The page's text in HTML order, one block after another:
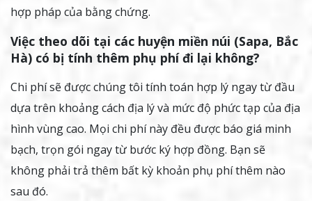
hợp pháp của bằng chứng.
Việc theo dõi tại các huyện miền núi (Sapa, Bắc
Hà) có bị tính thêm phụ phí đi lại không?
Chi phí sẽ được chúng tôi tính toán hợp lý ngay từ đầu
dựa trên khoảng cách địa lý và mức độ phức tạp của địa
hình vùng cao. Mọi chi phí này đều được báo giá minh
bạch, trọn gói ngay từ bước ký hợp đồng. Bạn sẽ
không phải trả thêm bất kỳ khoản phụ phí thêm nào
sau đó.